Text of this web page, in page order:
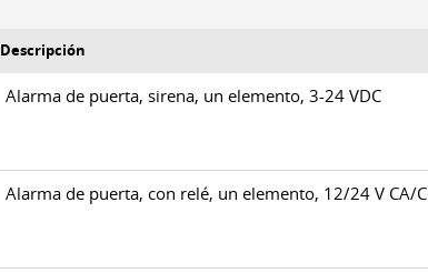
Descripción
Alarma de puerta, sirena, un elemento, 3-24 VDC
Alarma de puerta, con relé, un elemento, 12/24 V CA/